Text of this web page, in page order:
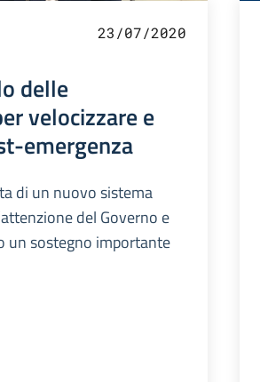
23/07/2020
delle
velocizzare e
emergenza
di un nuovo sistema
del Governo e
un sostegno importante